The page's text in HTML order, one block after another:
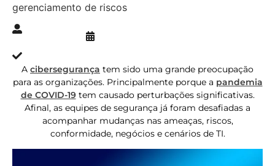
gerenciamento de riscos
A cibersegurança tem sido uma grande preocupação
para as organizações. Principalmente porque a pandemia
de COVID-19tem causado perturbações significativas.
Afinal, as equipes de segurança já foram desafiadas a
acompanhar mudanças nas ameaças, riscos,
conformidade, negócios e cenários de TI.